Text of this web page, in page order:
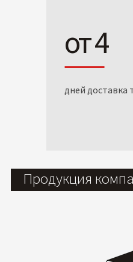
от 4
дней доставка
Продукция